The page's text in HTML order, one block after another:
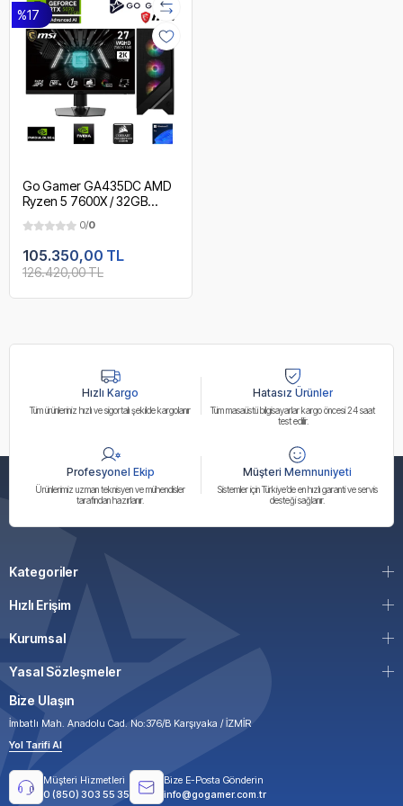
%17
Go Gamer GA435DC AMD
Ryzen 5 7600X / 32GB
m.2 SSD / RTX 5070 12GB /
240mm Sıvı Soğutma / MSI
27" 2K 180Hz. / AMD
Gaming Paket
0/0
105.350,00 TL
126.420,00 TL
Hızlı Kargo
Tüm ürünleriniz hızlı ve sigortalı şekilde kargolanır
Hatasız Ürünler
Tüm masaüstü bilgisayarlar kargo öncesi 24 saat
test edilir.
Profesyonel Ekip
Ürünlerimiz uzman teknisyen ve mühendisler
tarafından hazırlanır.
Müşteri Memnuniyeti
Sistemler için Türkiye’de en hızlı garanti ve servis
desteği sağlanır.
Kategoriler
Hızlı Erişim
Kurumsal
Yasal Sözleşmeler
Bize Ulaşın
İmbatlı Mah. Anadolu Cad. No:376/B Karşıyaka / İZMİR
Yol Tarifi Al
Müşteri Hizmetleri
0 (850) 303 55 35
Bize E-Posta Gönderin
info@gogamer.com.tr